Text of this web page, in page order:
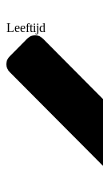
Leeftijd